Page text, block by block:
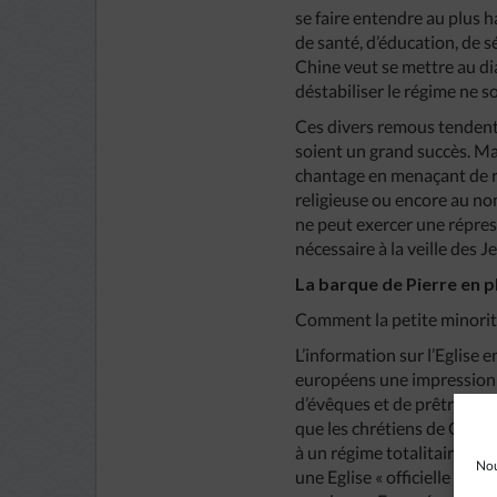
se faire entendre au plus
de santé, d’éducation, de
Chine veut se mettre au
déstabiliser le régime ne
Ces divers remous
soient un grand succès.
chantage en menaçant
religieuse ou encore au
ne peut exercer une
nécessaire à la veille des
La barque de Pierre en
Comment la petite
L’information sur l’Eglise
européens une
d’évêques et de prêtres
que les chrétiens de
à un régime totalitaire
une Eglise « officielle » «